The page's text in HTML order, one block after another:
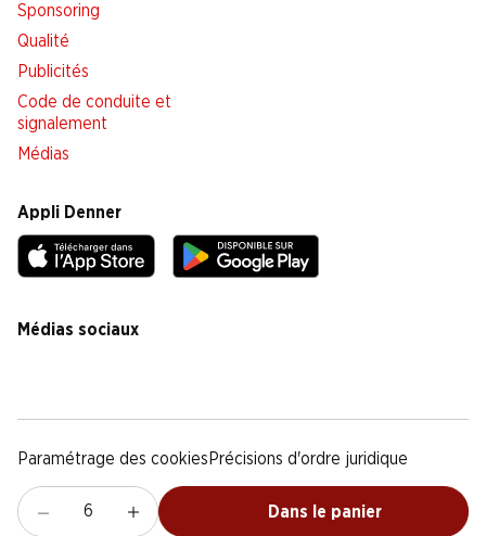
Dans le panier
Sponsoring
Qualité
Publicités
Code de conduite et
signalement
Médias
Appli Denner
Médias sociaux
Paramétrage des cookies Précisions d'ordre juridique
Déclaration de protection des donnéesNotice légaleCG